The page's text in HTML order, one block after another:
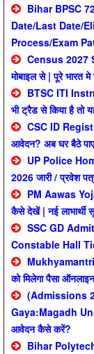
Bihar BPSC
Date/Last Date/
Process/Exam
Census 2027
मोबाइल से | पूरे
BTSC ITI
भी ट्रैड से किया है तो
CSC ID
आवेदन? अब घर बैठे
UP Police
2026 जारी / प्रवेश
PM Aawas
कैसे देखें | नई लाभार्थी
SSC GD
Constable Hall
को मिलेगा पैसा
(Admissions
Gaya:Magadh
आवेदन कैसे करें?
Bihar